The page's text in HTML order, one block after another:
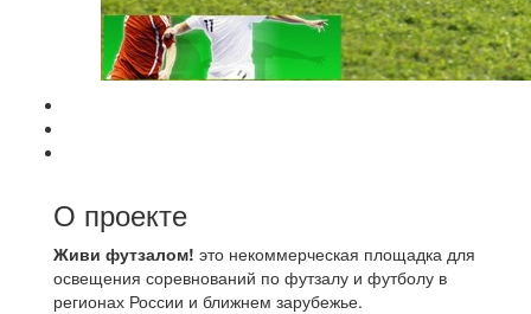
О проекте
Живи футзалом! это некоммерческая площадка для
освещения соревнований по футзалу и футболу в
регионах России и ближнем зарубежье.